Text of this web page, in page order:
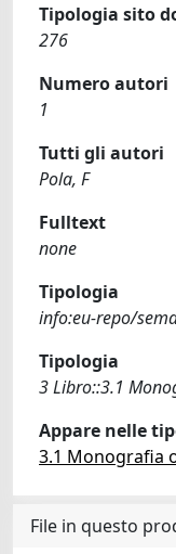
Tipologia sito
276
Numero autori
1
Tutti gli autori
Pola, F
Fulltext
none
Tipologia
info:eu-repo/
Tipologia
3 Libro::3.1
Appare nelle
3.1 Monografia
File in questo